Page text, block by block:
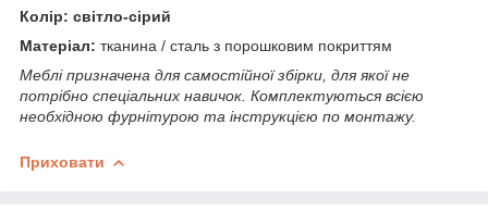
Колір: світло-сірий
Матеріал: тканина / сталь з порошковим покриттям
Меблі призначена для самостійної збірки, для якої не
потрібно спеціальних навичок. Комплектуються всією
необхідною фурнітурою та інструкцією по монтажу.
Приховати